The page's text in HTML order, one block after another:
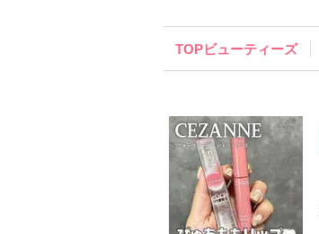
TOPビューティーズ